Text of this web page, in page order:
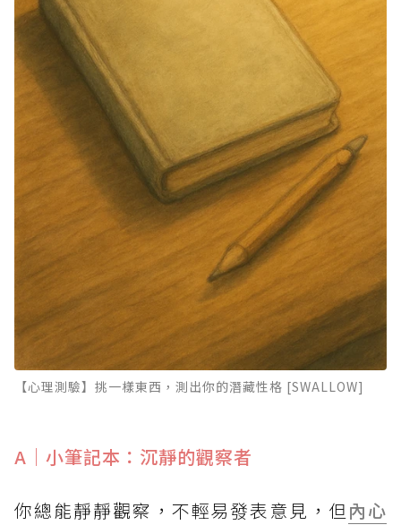
【心理測驗】挑一樣東西，測出你的潛藏性格 [SWALLOW]
A｜小筆記本：沉靜的觀察者
你總能靜靜觀察，不輕易發表意見，但 內心